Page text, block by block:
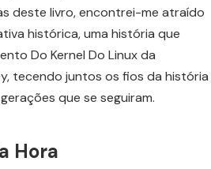
deste livro, encontrei-me atraído
histórica, uma história que
Do Kernel Do Linux da
tecendo juntos os fios da história
que se seguiram.
Hora